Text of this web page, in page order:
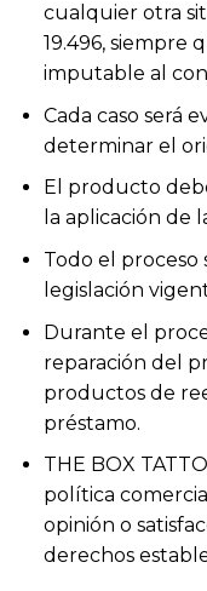
cualquier otra
19.496, siempre
imputable al
Cada caso será
determinar el
El producto
la aplicación de
Todo el proceso
legislación
Durante el
reparación del
productos de
préstamo.
THE BOX
política
opinión o
derechos